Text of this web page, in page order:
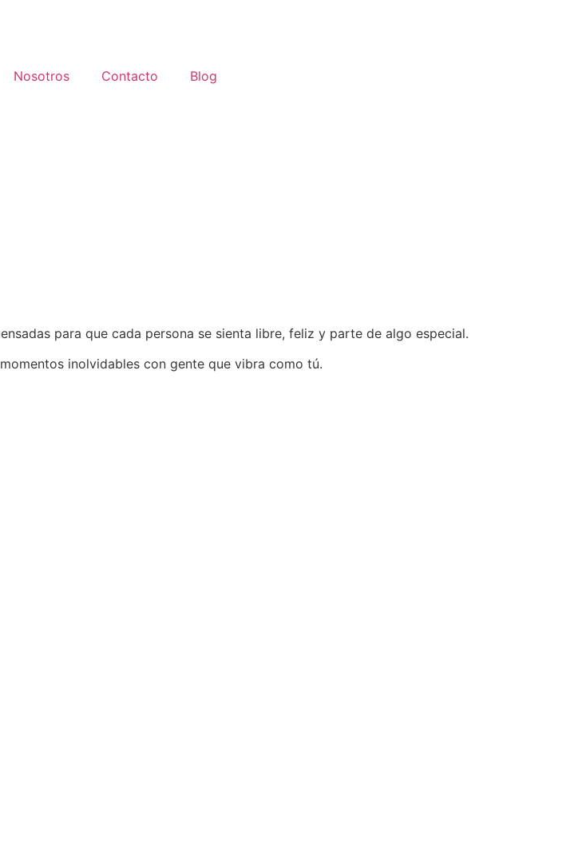
Nosotros Contacto Blog
para que cada persona se sienta libre, feliz y parte de algo especial.
inolvidables con gente que vibra como tú.